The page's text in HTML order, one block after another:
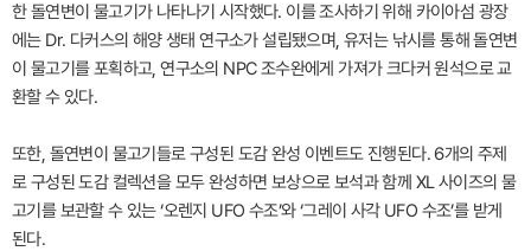
한 돌연변이 물고기가 나타나기 시작했다. 이를 조사하기 위해 카이아섬 광장
에는 Dr. 다커스의 해양 생태 연구소가 설립됐으며, 유저는 낚시를 통해 돌연변
이 물고기를 포획하고, 연구소의 NPC 조수완에게 가져가 크다커 원석으로 교
환할 수 있다.
또한, 돌연변이 물고기들로 구성된 도감 완성 이벤트도 진행된다. 6개의 주제
로 구성된 도감 컬렉션을 모두 완성하면 보상으로 보석과 함께 XL 사이즈의 물
고기를 보관할 수 있는 ‘오렌지 UFO 수조’와 ‘그레이 사각 UFO 수조’를 받게
된다.